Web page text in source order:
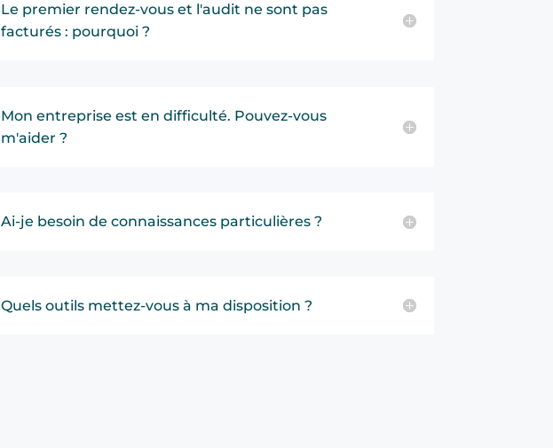
Le premier rendez-vous et l'audit ne sont pas
facturés : pourquoi ?
Mon entreprise est en difficulté. Pouvez-vous
m'aider ?
Ai-je besoin de connaissances particulières ?
Quels outils mettez-vous à ma disposition ?